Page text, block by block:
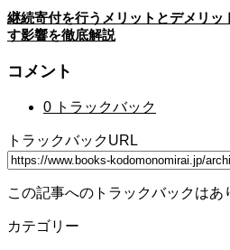
継続寄付を行うメリットとデメリッ
す影響を徹底解説
コメント
0 トラックバック
トラックバックURL
この記事へのトラックバックはあ
カテゴリー